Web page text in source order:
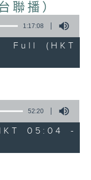
聯播）
1:17:08
Full (HKT
52:20
05:04 -